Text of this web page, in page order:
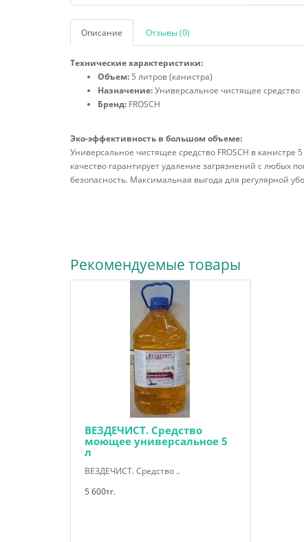
Описание Отзывы (0)
Технические характеристики:
Объем: 5 литров (канистра)
Назначение:Универсальное чистящее средство
Бренд: FROSCH
Эко-эффективность в большом объеме:
Универсальное чистящее средство FROSCH в канистре
качество гарантирует удаление загрязнений с любых
безопасность. Максимальная выгода для регулярной
Рекомендуемые товары
ВЕЗДЕЧИСТ. Средство
моющее универсальное 5
л
ВЕЗДЕЧИСТ. Средство ..
5 600тг.